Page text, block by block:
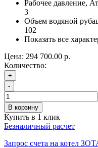
Рабочее давление,
3
Объем водяной
102
Показать все
Цена: 294 700.00 р.
Количество:
+
-
В корзину
Купить в 1 клик
Безналичный расчет
Запрос счета на котел